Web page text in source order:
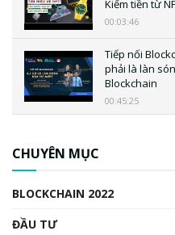
Kiếm tiền từ
00:03:46
Tiếp nối
phải là làn
Blockchain
00:45:25
CHUYÊN MỤC
BLOCKCHAIN 2022
ĐẦU TƯ